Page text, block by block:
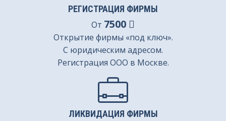
РЕГИСТРАЦИЯ ФИРМЫ
От 7500
Открытие фирмы «под ключ».
С юридическим адресом.
Регистрация ООО в Москве.
ЛИКВИДАЦИЯ ФИРМЫ